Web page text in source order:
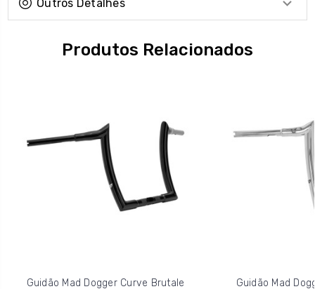
Outros Detalhes
Produtos Relacionados
Guidão Mad Dogger Curve Brutale
Guidão Mad